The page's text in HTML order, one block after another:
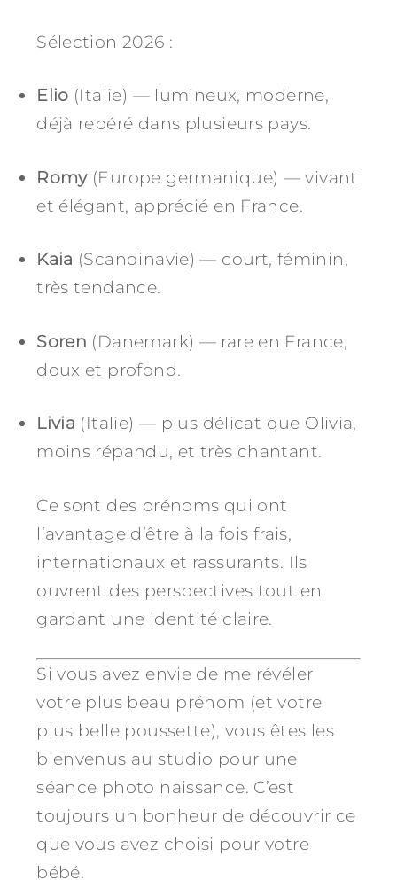
Sélection 2026 :
Elio (Italie) — lumineux, moderne,
déjà repéré dans plusieurs pays.
Romy(Europe germanique) — vivant
et élégant, apprécié en France.
Kaia (Scandinavie) — court, féminin,
très tendance.
Soren (Danemark) — rare en France,
doux et profond.
Livia (Italie) — plus délicat que Olivia,
moins répandu, et très chantant.
Ce sont des prénoms qui ont
l’avantage d’être à la fois frais,
internationaux et rassurants. Ils
ouvrent des perspectives tout en
gardant une identité claire.
Si vous avez envie de me révéler
votre plus beau prénom (et votre
plus belle poussette), vous êtes les
bienvenus au studio pour une
séance photo naissance. C’est
toujours un bonheur de découvrir ce
que vous avez choisi pour votre
bébé.